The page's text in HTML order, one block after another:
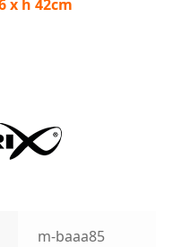
x h 42cm
m-baaa85